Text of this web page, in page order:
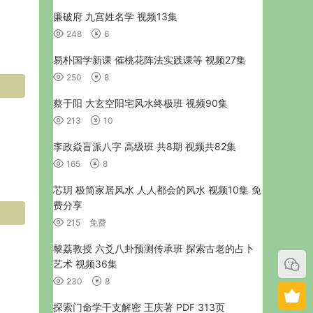
廉破府 九宫姓名学 视频13集
248 6
易朴国学新课 催桃花阵法实践课等 视频27集
250 8
蔡于阳 大玄空阳宅风水终极班 视频90集
213 10
李政焱盲派八字 高级班 共8期 视频共82集
165 8
芯玥 极简家居风水 人人都会的风水 视频10集 免
费分享
215 免费
黎荔教授 六爻八卦预测传承班 探索古老的占卜
艺术 视频36集
230 8
探索门命学干支解密 王庆著 PDF 313页